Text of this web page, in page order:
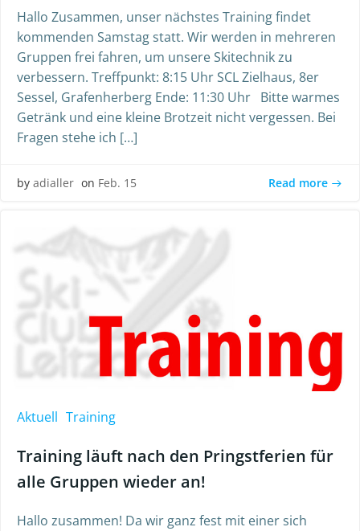
Hallo Zusammen, unser nächstes Training findet
kommenden Samstag statt. Wir werden in mehreren
Gruppen frei fahren, um unsere Skitechnik zu
verbessern. Treffpunkt: 8:15 Uhr SCL Zielhaus, 8er
Sessel, Grafenherberg Ende: 11:30 Uhr Bitte warmes
Getränk und eine kleine Brotzeit nicht vergessen. Bei
Fragen stehe ich […]
by adialler on Feb. 15 Read more
Aktuell Training
Training läuft nach den Pringstferien für
alle Gruppen wieder an!
Hallo zusammen! Da wir ganz fest mit einer sich